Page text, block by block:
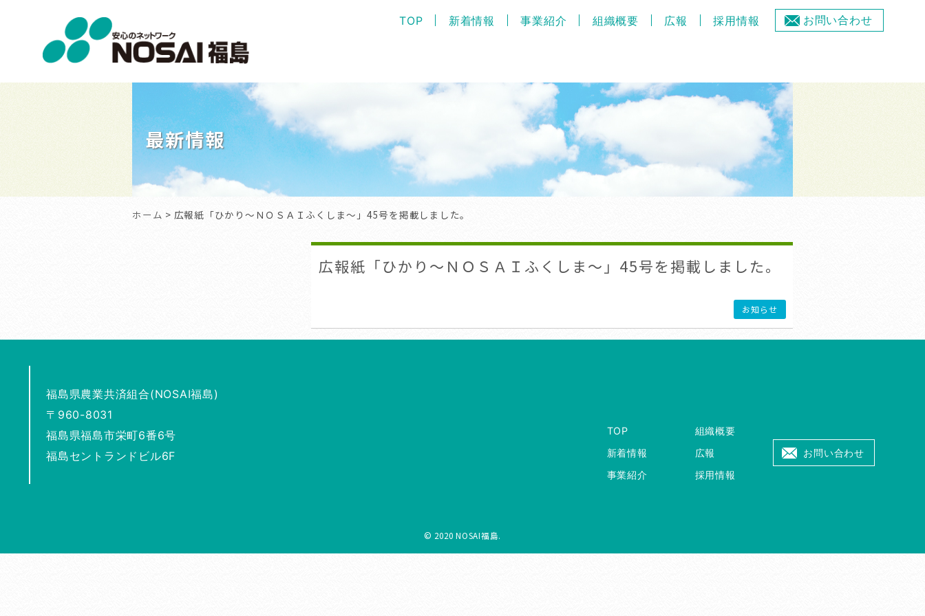
NOSAI
福
島
TOP 新着情報 事業紹介 組織概要 広報 採用情報 お問い合わせ
最新情報
ホーム > 広報紙「ひかり～ＮＯＳＡＩふくしま～」45号を掲載しました。
広報紙「ひかり～ＮＯＳＡＩふくしま～」45号を掲載しました。
お知らせ
福島県農業共済組合(NOSAI福島)
〒960-8031
福島県福島市栄町6番6号
福島セントランドビル6F
TOP
新着情報
事業紹介
組織概要
広報
採用情報
お問い合わせ
© 2020 NOSAI福島.